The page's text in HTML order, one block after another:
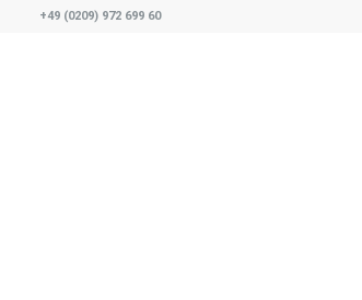
+49 (0209) 972 699 60